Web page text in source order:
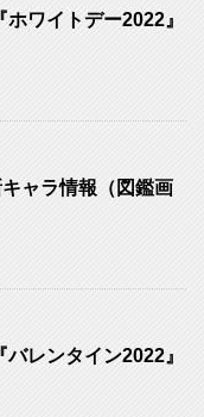
ワイトデー2022』
ャラ情報（図鑑画
レンタイン2022』